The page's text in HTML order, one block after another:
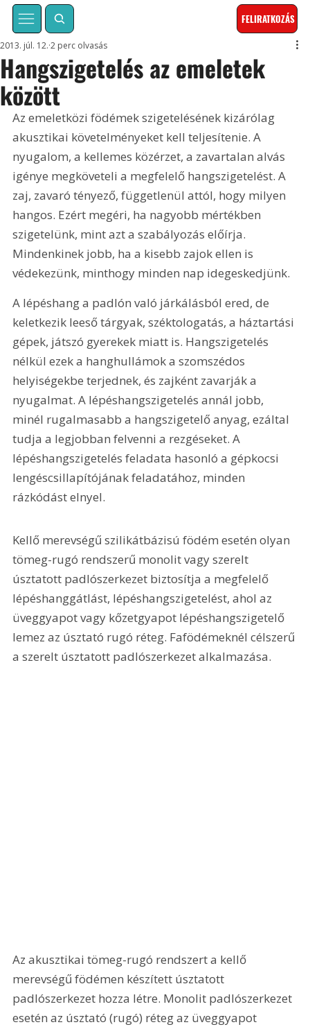
FELIRATKOZÁS
Hangszigetelés az emeletek
között
2013. júl. 12. 2 perc olvasás
Az emeletközi födémek szigetelésének kizárólag
akusztikai követelményeket kell teljesítenie. A
nyugalom, a kellemes közérzet, a zavartalan alvás
igénye megköveteli a megfelelő hangszigetelést. A
zaj, zavaró tényező, függetlenül attól, hogy milyen
hangos. Ezért megéri, ha nagyobb mértékben
szigetelünk, mint azt a szabályozás előírja.
Mindenkinek jobb, ha a kisebb zajok ellen is
védekezünk, minthogy minden nap idegeskedjünk.
A lépéshang a padlón való járkálásból ered, de
keletkezik leeső tárgyak, széktologatás, a háztartási
gépek, játszó gyerekek miatt is. Hangszigetelés
nélkül ezek a hanghullámok a szomszédos
helyiségekbe terjednek, és zajként zavarják a
nyugalmat. A lépéshangszigetelés annál jobb,
minél rugalmasabb a hangszigetelő anyag, ezáltal
tudja a legjobban felvenni a rezgéseket. A
lépéshangszigetelés feladata hasonló a gépkocsi
lengéscsillapítójának feladatához, minden
rázkódást elnyel.
Kellő merevségű szilikátbázisú födém esetén olyan
tömeg-rugó rendszerű monolit vagy szerelt
úsztatott padlószerkezet biztosítja a megfelelő
lépéshanggátlást, lépéshangszigetelést, ahol az
üveggyapot vagy kőzetgyapot lépéshangszigetelő
lemez az úsztató rugó réteg. Fafödémeknél célszerű
a szerelt úsztatott padlószerkezet alkalmazása.
Az akusztikai tömeg-rugó rendszert a kellő
merevségű födémen készített úsztatott
padlószerkezet hozza létre. Monolit padlószerkezet
esetén az úsztató (rugó) réteg az üveggyapot